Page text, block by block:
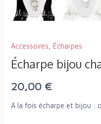
Accessoires Écharpes
Écharpe bijou
20,00 €
A la fois écharpe et bijou :